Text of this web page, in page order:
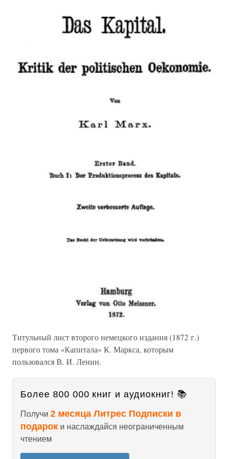
Титульный лист второго немецкого издания (1872 г.)
первого тома «Капитала» К. Маркса, которым
пользовался В. И. Ленин.
Более 800 000 книг и аудиокниг! 📚
Получи 2 месяца Литрес Подписки в
подарок и наслаждайся неограниченным
чтением